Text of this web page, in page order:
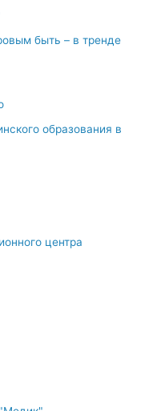
быть – в тренде
образования в
центра